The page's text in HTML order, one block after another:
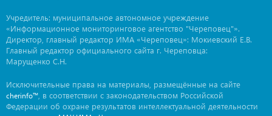
Учредитель: муниципальное автономное учреждение
«Информационное мониторинговое агентство "Череповец"».
Директор, главный редактор ИМА «Череповец»: Мокиевский Е.В.
Главный редактор официального сайта г. Череповца:
Марущенко С.Н.
Исключительные права на материалы, размещённые на сайте
cherinfo™ , в соответствии с законодательством Российской
Федерации об охране результатов интеллектуальной деятельности